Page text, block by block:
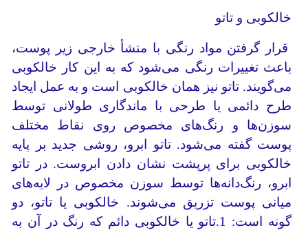
خالکوبی و تاتو
قرار گرفتن مواد رنگی با منشأ خارجی زیر پوست،
باعث تغییرات رنگی می‌شود که به این کار خالکوبی
می‌گویند. تاتو نیز همان خالکوبی است و به عمل ایجاد
طرح دائمی یا طرحی با ماندگاری طولانی توسط
سوزن‌ها و رنگ‌های مخصوص روی نقاط مختلف
پوست گفته می‌شود. تاتو ابرو، روشی جدید بر پایه
خالکوبی برای پرپشت نشان دادن ابروست. در تاتو
ابرو، رنگ‌دانه‌ها توسط سوزن مخصوص در لایه‌های
میانی پوست تزریق می‌شوند. خالکوبی یا تاتو، دو
گونه است: 1.تاتو یا خالکوبی دائم که رنگ در آن به